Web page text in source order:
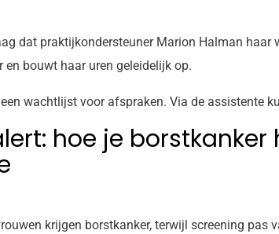
dat praktijkondersteuner Marion Halman
en bouwt haar uren geleidelijk op.
wachtlijst voor afspraken. Via de assistente
hoe je
krijgen borstkanker, terwijl screening